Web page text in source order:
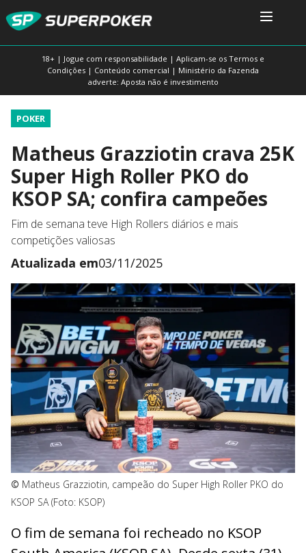
18+ | Jogue com responsabilidade | Aplicam-se os Termos e
Condições | Conteúdo comercial | Ministério da Fazenda
adverte: Aposta não é investimento
POKER
Matheus Grazziotin crava 25K
Super High Roller PKO do
KSOP SA; confira campeões
Fim de semana teve High Rollers diários e mais
competições valiosas
Atualizada em03/11/2025
© Matheus Grazziotin, campeão do Super High Roller PKO do
KSOP SA (Foto: KSOP)
O fim de semana foi recheado no KSOP